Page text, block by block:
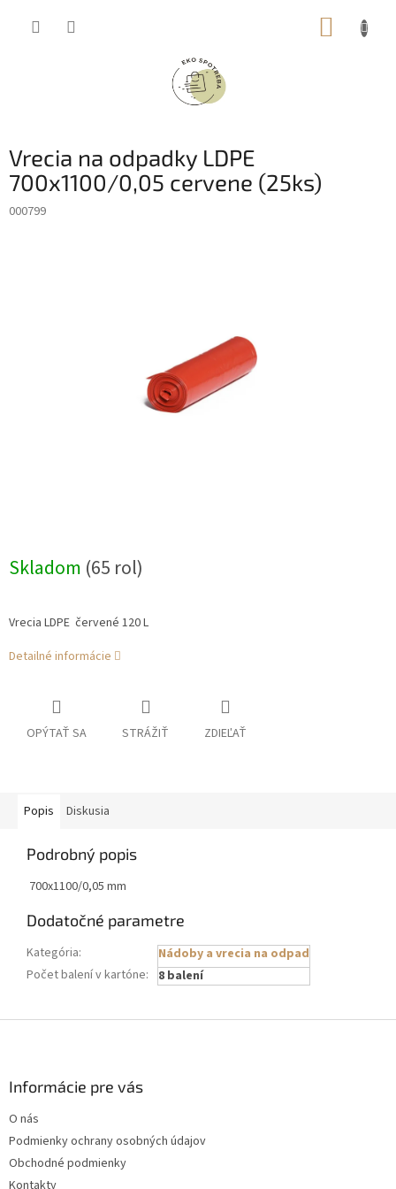
Vrecia na odpadky LDPE
700x1100/0,05 cervene (25ks)
000799
Skladom (65 rol)
Vrecia LDPE červené 120 L
Detailné informácie
OPÝTAŤ SA STRÁŽIŤ ZDIEĽAŤ
Popis Diskusia
Podrobný popis
700x1100/0,05 mm
Dodatočné parametre
Kategória:
Nádoby a vrecia na odpad
Počet balení v kartóne: 8 balení
Informácie pre vás
O nás
Podmienky ochrany osobných údajov
Obchodné podmienky